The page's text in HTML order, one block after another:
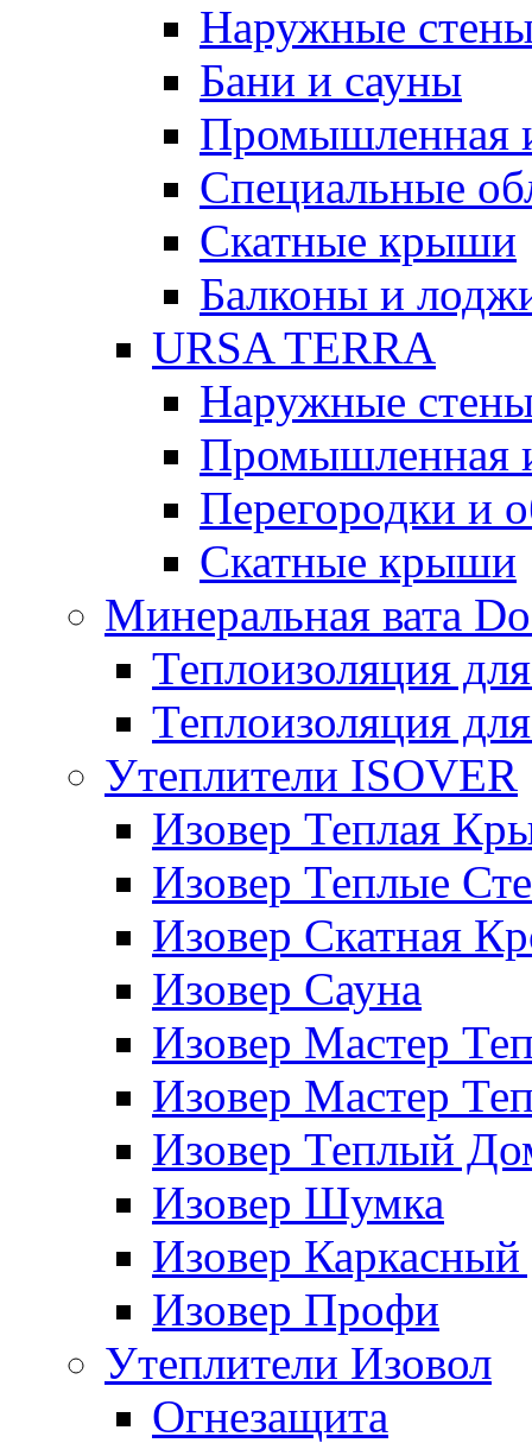
Наружные
Бани и сауны
Промышленная
Специальные
Скатные крыши
Балконы и
URSA TERRA
Наружные
Промышленная
Перегородки и
Скатные крыши
Минеральная вата
Теплоизоляция
Теплоизоляция
Утеплители ISOVER
Изовер Теплая
Изовер Теплые
Изовер Скатная
Изовер Сауна
Изовер Мастер
Изовер Мастер
Изовер Теплый
Изовер Шумка
Изовер
Изовер Профи
Утеплители Изовол
Огнезащита